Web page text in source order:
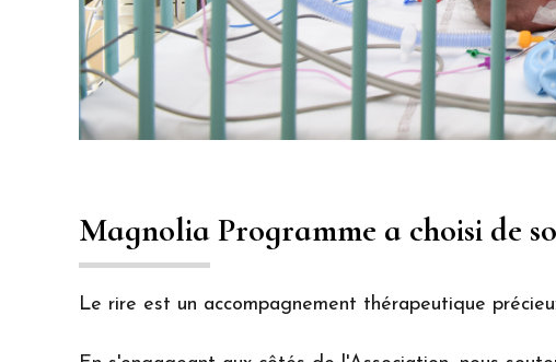
Magnolia Programme a choisi de
Le rire est un accompagnement thérapeutique